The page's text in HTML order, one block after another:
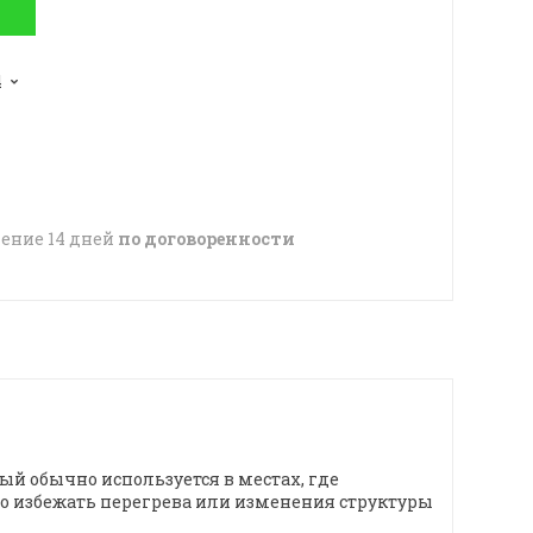
14 дней по договоренности
обычно используется в местах, где
избежать перегрева или изменения структуры